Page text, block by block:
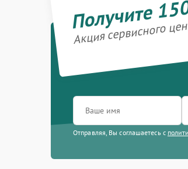
Акция сервисного
Отправляя, Вы соглашаетесь с